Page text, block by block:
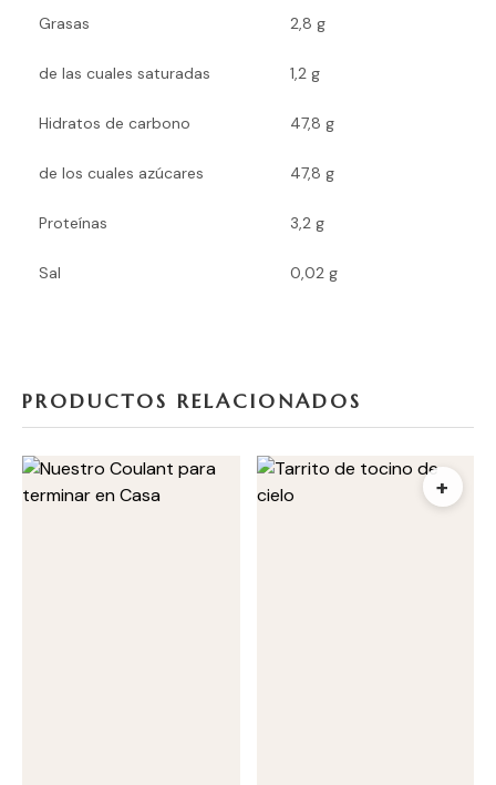
Grasas 2,8 g
de las cuales saturadas 1,2 g
Hidratos de carbono 47,8 g
de los cuales azúcares 47,8 g
Proteínas 3,2 g
Sal 0,02 g
PRODUCTOS RELACIONADOS
+